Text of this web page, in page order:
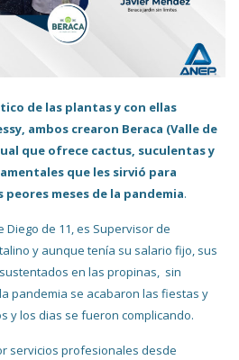
de las plantas y con ellas
ambos crearon Beraca (Valle de
que ofrece cactus, suculentas y
que les sirvió para
meses de la pandemia.
Diego de 11, es Supervisor de
y aunque tenía su salario fijo, sus
en las propinas, sin
pandemia se acabaron las fiestas y
y los dias se fueron complicando.
servicios profesionales desde